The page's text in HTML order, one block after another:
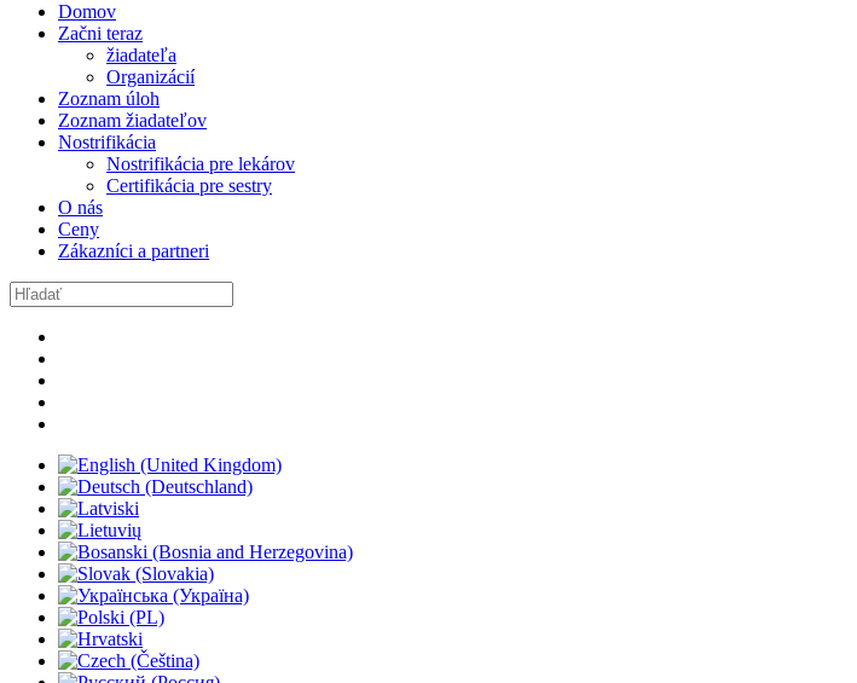
Domov
Začni teraz
žiadateľa
Organizácií
Zoznam úloh
Zoznam žiadateľov
Nostrifikácia
Nostrifikácia pre lekárov
Certifikácia pre sestry
O nás
Ceny
Zákazníci a partneri